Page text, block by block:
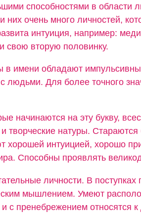
способностями в области
них очень много личностей,
интуиция, например:
свою вторую половинку.
в имени обладают
людьми. Для более точного
начинаются на эту букву,
творческие натуры.
интуицией, хорошо
Способны проявлять
личности. В поступках
мышлением. Умеют
с пренебрежением относятся